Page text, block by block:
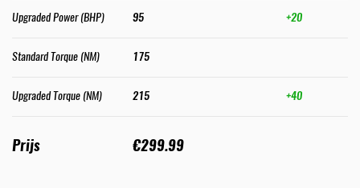
Upgraded Power (BHP) 95 +20
Standard Torque (NM) 175
Upgraded Torque (NM) 215 +40
Prijs €299.99